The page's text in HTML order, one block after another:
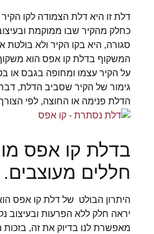
דלת זו היא דלת הצמודה לקו הקיר ולא
כחלק מהקיר שבו ממוקמת ובעיצוב של
סגורה, היא בקו הקיר ולא בולטת או
המשקוף בדלת קו אפס הוא משקוף
על הקיר עצמו ומחופה בגבס או בטיח.
גימור של הקיר שסביב הדלת, דבר
הדלת פנימה או החוצה, לפי הצורך.
בדלת קו אפס
חללים מעוצבים.
היתרון הבולט של דלת קו אפס הוא
יראה חלק ללא הפרעות ובעיצוב נקי.
מאפשרת לנו בדיוק את זה, בזכות